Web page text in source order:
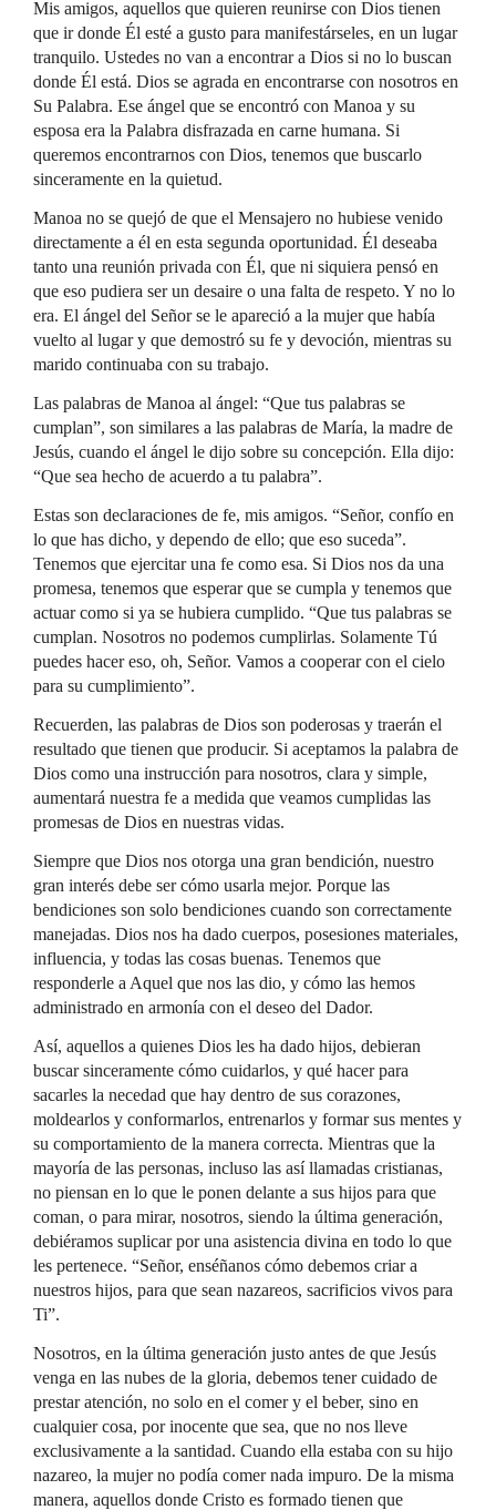
Mis amigos, aquellos que quieren reunirse con Dios tienen
que ir donde Él esté a gusto para manifestárseles, en un lugar
tranquilo. Ustedes no van a encontrar a Dios si no lo buscan
donde Él está. Dios se agrada en encontrarse con nosotros en
Su Palabra. Ese ángel que se encontró con Manoa y su
esposa era la Palabra disfrazada en carne humana. Si
queremos encontrarnos con Dios, tenemos que buscarlo
sinceramente en la quietud.
Manoa no se quejó de que el Mensajero no hubiese venido
directamente a él en esta segunda oportunidad. Él deseaba
tanto una reunión privada con Él, que ni siquiera pensó en
que eso pudiera ser un desaire o una falta de respeto. Y no lo
era. El ángel del Señor se le apareció a la mujer que había
vuelto al lugar y que demostró su fe y devoción, mientras su
marido continuaba con su trabajo.
Las palabras de Manoa al ángel: “Que tus palabras se
cumplan”, son similares a las palabras de María, la madre de
Jesús, cuando el ángel le dijo sobre su concepción. Ella dijo:
“Que sea hecho de acuerdo a tu palabra”.
Estas son declaraciones de fe, mis amigos. “Señor, confío en
lo que has dicho, y dependo de ello; que eso suceda”.
Tenemos que ejercitar una fe como esa. Si Dios nos da una
promesa, tenemos que esperar que se cumpla y tenemos que
actuar como si ya se hubiera cumplido. “Que tus palabras se
cumplan. Nosotros no podemos cumplirlas. Solamente Tú
puedes hacer eso, oh, Señor. Vamos a cooperar con el cielo
para su cumplimiento”.
Recuerden, las palabras de Dios son poderosas y traerán el
resultado que tienen que producir. Si aceptamos la palabra de
Dios como una instrucción para nosotros, clara y simple,
aumentará nuestra fe a medida que veamos cumplidas las
promesas de Dios en nuestras vidas.
Siempre que Dios nos otorga una gran bendición, nuestro
gran interés debe ser cómo usarla mejor. Porque las
bendiciones son solo bendiciones cuando son correctamente
manejadas. Dios nos ha dado cuerpos, posesiones materiales,
influencia, y todas las cosas buenas. Tenemos que
responderle a Aquel que nos las dio, y cómo las hemos
administrado en armonía con el deseo del Dador.
Así, aquellos a quienes Dios les ha dado hijos, debieran
buscar sinceramente cómo cuidarlos, y qué hacer para
sacarles la necedad que hay dentro de sus corazones,
moldearlos y conformarlos, entrenarlos y formar sus mentes y
su comportamiento de la manera correcta. Mientras que la
mayoría de las personas, incluso las así llamadas cristianas,
no piensan en lo que le ponen delante a sus hijos para que
coman, o para mirar, nosotros, siendo la última generación,
debiéramos suplicar por una asistencia divina en todo lo que
les pertenece. “Señor, enséñanos cómo debemos criar a
nuestros hijos, para que sean nazareos, sacrificios vivos para
Ti”.
Nosotros, en la última generación justo antes de que Jesús
venga en las nubes de la gloria, debemos tener cuidado de
prestar atención, no solo en el comer y el beber, sino en
cualquier cosa, por inocente que sea, que no nos lleve
exclusivamente a la santidad. Cuando ella estaba con su hijo
nazareo, la mujer no podía comer nada impuro. De la misma
manera, aquellos donde Cristo es formado tienen que